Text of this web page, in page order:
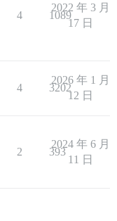
4 1089
2022 年 3 月
17 日
4 3202
2026 年 1 月
12 日
2 393
2024 年 6 月
11 日